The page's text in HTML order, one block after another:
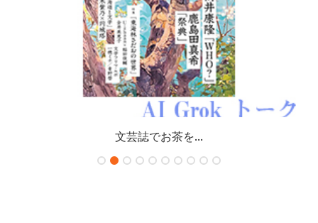
文芸誌でお茶を...